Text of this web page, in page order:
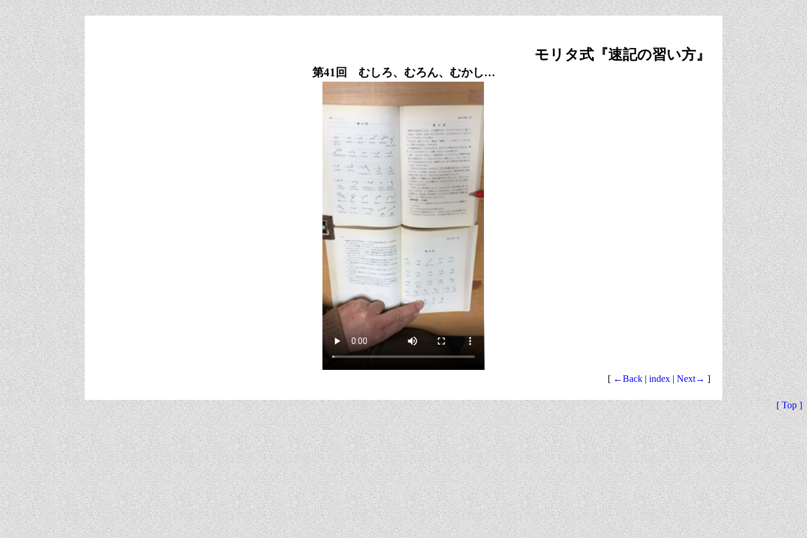
モリタ式『速記の習い方』
第41回 むしろ、むろん、むかし…
[ ←Back | index | Next→ ]
[ Top ]